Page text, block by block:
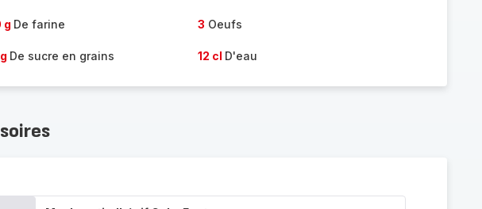
g De farine 3 Oeufs
De sucre en grains 12 cl D'eau